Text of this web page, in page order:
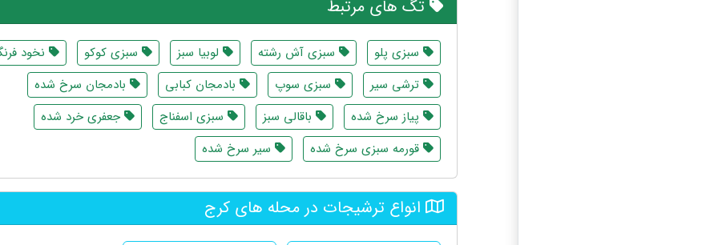
تگ های مرتبط
سبزی پلو سبزی آش رشته لوبیا سبز سبزی کوکو
نخود
ترشی سیر
سبزی سوپ بادمجان کبابی
بادمجان سرخ شده
پیاز سرخ شده
باقالی سبز سبزی اسفناج
جعفری خرد شده
قورمه سبزی سرخ شده
سیر سرخ شده
انواع ترشیجات در محله های کرج